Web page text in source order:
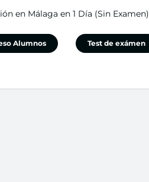
en Málaga en 1 Día (Sin Examen)
Alumnos Test de exámen